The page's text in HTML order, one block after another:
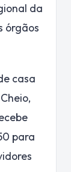
da
órgãos
casa
para